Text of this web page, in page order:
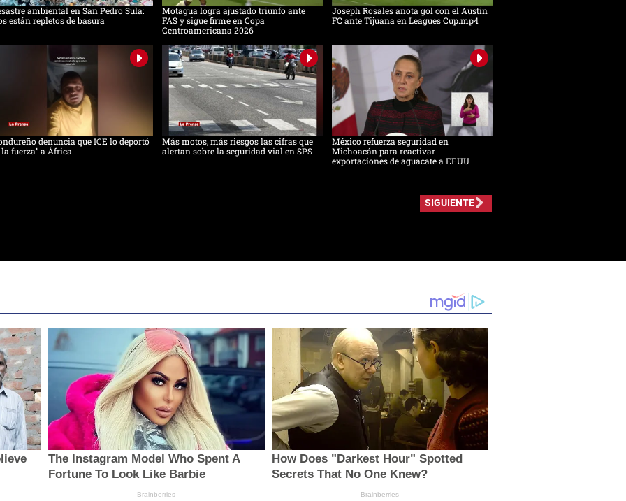
ambiental en San Pedro Sula:
están repletos de basura
Motagua logra ajustado triunfo ante
FAS y sigue firme en Copa
Centroamericana 2026
Joseph Rosales anota gol con el Austin
FC ante Tijuana en Leagues Cup.mp4
denuncia que ICE lo deportó
la fuerza” a África
Más motos, más riesgos las cifras que
alertan sobre la seguridad vial en SPS
México refuerza seguridad en
Michoacán para reactivar
exportaciones de aguacate a EEUU
SIGUIENTE
The Instagram Model Who Spent A
Fortune To Look Like Barbie
Brainberries
How Does "Darkest Hour" Spotted
Secrets That No One Knew?
Brainberries